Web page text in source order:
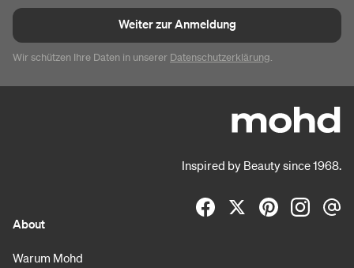
Weiter zur Anmeldung
Wir schützen Ihre Daten in unserer Datenschutzerklärung.
Inspired by Beauty since 1968.
About
Warum Mohd